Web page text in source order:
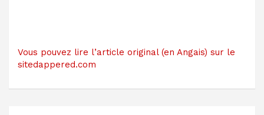
Vous pouvez lire l’article original (en Angais) sur le
sitedappered.com